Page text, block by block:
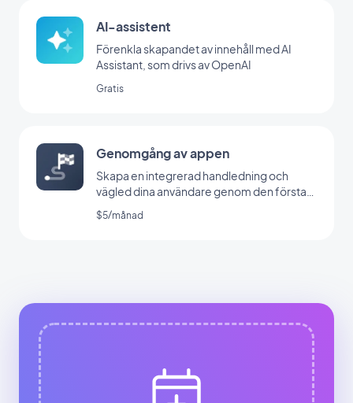
AI-assistent
Förenkla skapandet av innehåll med AI
Assistant, som drivs av OpenAI
Gratis
Genomgång av appen
Skapa en integrerad handledning och
vägled dina användare genom den första
lanseringen av din app
$5/månad